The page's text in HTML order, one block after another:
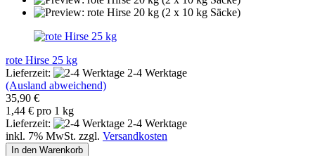
rote Hirse 25 kg
Lieferzeit:
2-4 Werktage
(Ausland abweichend)
35,90 €
1,44 € pro 1 kg
Lieferzeit:
2-4 Werktage
inkl. 7% MwSt. zzgl. Versandkosten
In den Warenkorb